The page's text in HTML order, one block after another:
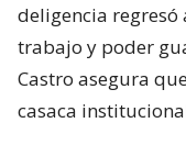
deligencia
trabajo y poder
Castro asegura
casaca